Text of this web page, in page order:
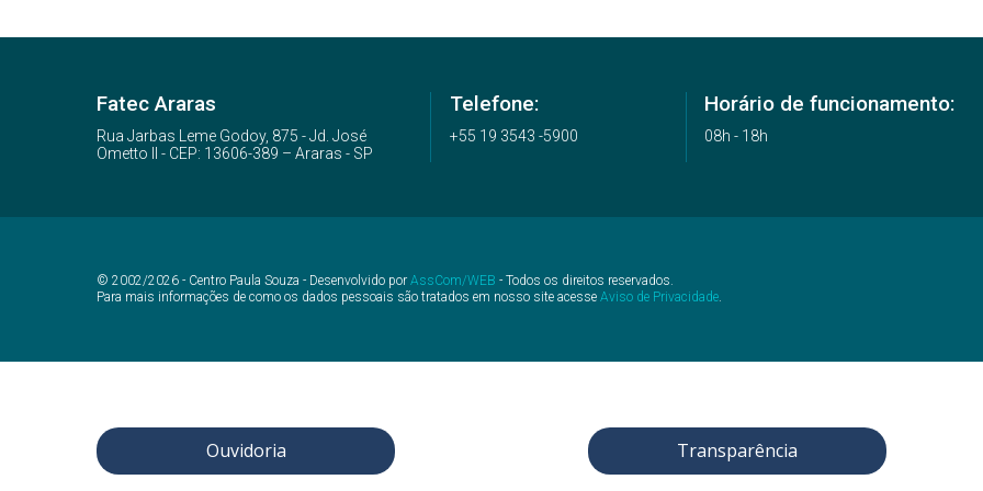
Fatec Araras
Rua Jarbas Leme Godoy, 875 - Jd. José
Ometto II - CEP: 13606-389 – Araras - SP
Telefone:
+55 19 3543 -5900
Horário de funcionamento:
08h - 18h
© 2002/2026 - Centro Paula Souza - Desenvolvido por AssCom/WEB - Todos os direitos reservados.
Para mais informações de como os dados pessoais são tratados em nosso site acesse Aviso de Privacidade.
Ouvidoria Transparência